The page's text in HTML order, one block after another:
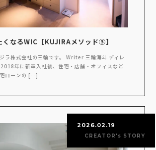
くなるWIC【KUJIRAメソッド③】
ラ株式会社の三輪です。 Writer 三輪海斗 ディレ
年に新卒入社後、住宅・店舗・オフィスなど
ローンの […]
2026.02.19
CREATOR's STORY